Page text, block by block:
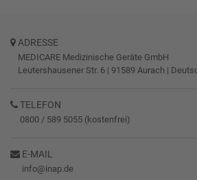
ADRESSE
MEDICARE Medizinische Geräte GmbH
Leutershausener Str. 6 | 91589 Aurach |
TELEFON
0800 / 589 5055 (kostenfrei)
E-MAIL
info@inap.de